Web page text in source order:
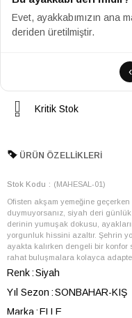
Evet, ayakkabımızın ana
deriden üretilmiştir.
‹
Kritik Stok
ÜRÜN ÖZELLIKLERI
Stok Kodu (MAHESAL-01)
Ofisten akşam yemeğine
duymuyorsanız, siyah deri
derinin yumuşak dokusu,
yorgunluk hissini azaltır. Şehrin
ayakta kalırken dengeli bir
rahat buluşmalara kolayca adapte
Renk Siyah
Yıl Sezon SONBAHAR-KIŞ
Marka ELLE